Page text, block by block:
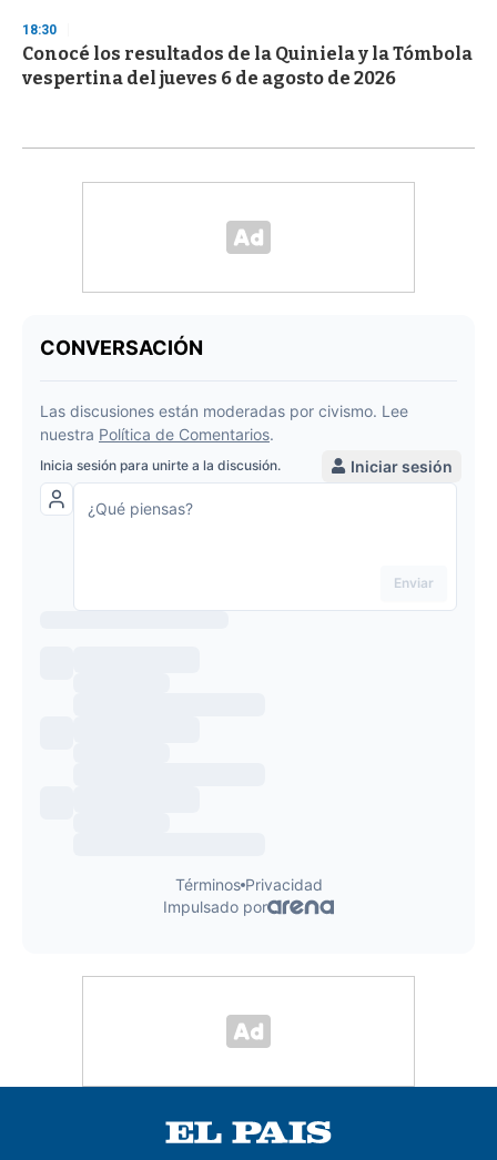
18:30
Conocé los resultados de la Quiniela y la Tómbola
vespertina del jueves 6 de agosto de 2026